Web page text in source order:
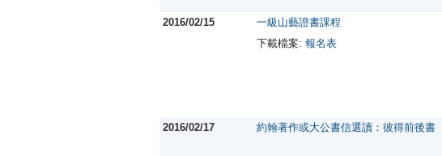
2016/02/15
一級山藝證書課程
下載檔案: 報名表
2016/02/17 約翰著作或大公書信選讀：彼得前後書